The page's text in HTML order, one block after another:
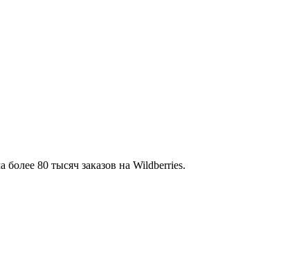
80 тысяч заказов на Wildberries.